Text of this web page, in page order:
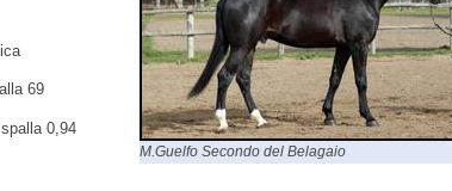
M.Guelfo Secondo del Belagaio
69
0,94